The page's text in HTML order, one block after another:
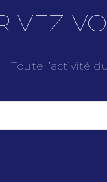
Toute l’activité